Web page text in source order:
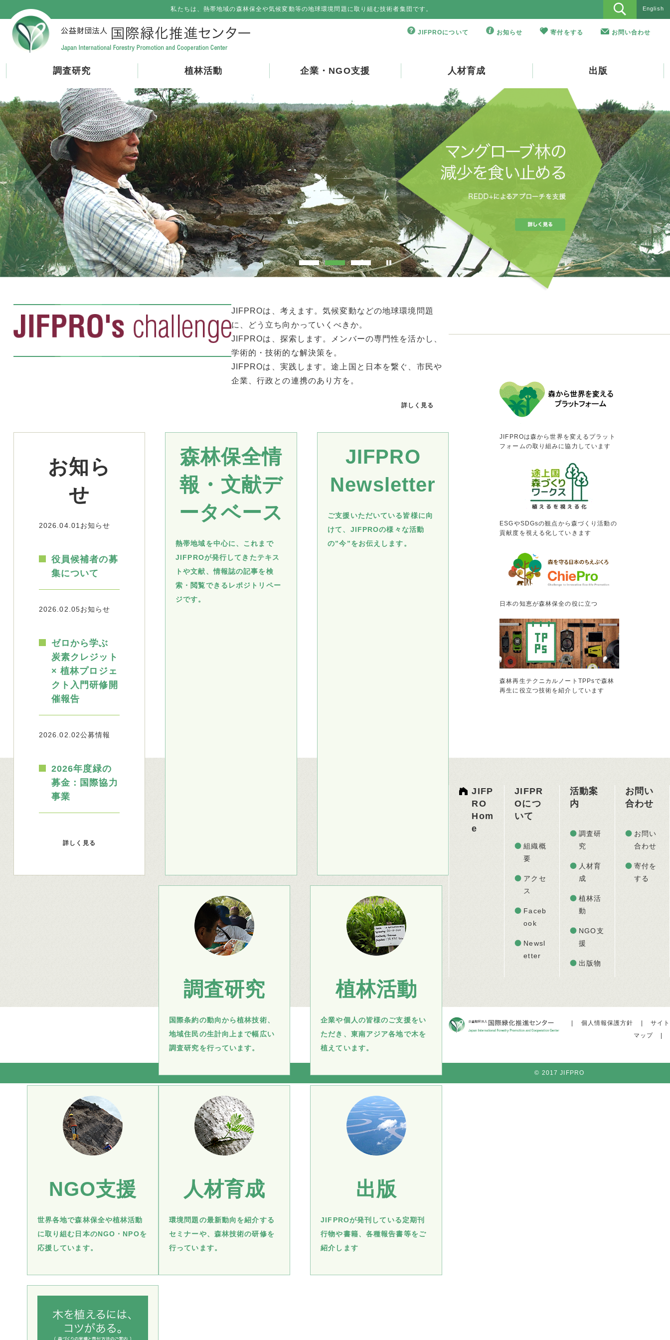
私たちは、熱帯地域の森林保全や気候変動等の地球環境問題に取り組む技術者集団です。 English
JIFPROについて お知らせ 寄付をする お問い合わせ
調査研究 植林活動 企業・NGO支援 人材育成 出版
JIFPROは、考えます。気候変動などの地球環境問題
に、どう立ち向かっていくべきか。
JIFPROは、探索します。メンバーの専門性を活かし、
学術的・技術的な解決策を。
JIFPROは、実践します。途上国と日本を繋ぐ、市民や
企業、行政との連携のあり方を。
詳しく見る
お知ら
せ
2026.04.01 お知らせ
役員候補者の募
集について
2026.02.05お知らせ
ゼロから学ぶ
炭素クレジット
× 植林プロジェ
クト入門研修開
催報告
2026.02.02公募情報
2026年度緑の
募金：国際協力
事業
詳しく見る
森林保全情
報・文献デ
ータベース
熱帯地域を中心に、これまで
JIFPROが発行してきたテキス
トや文献、情報誌の記事を検
索・閲覧できるレポジトリペー
ジです。
JIFPRO
Newsletter
ご支援いただいている皆様に向
けて、JIFPROの様々な活動
の”今”をお伝えします。
調査研究
国際条約の動向から植林技術、
地域住民の生計向上まで幅広い
調査研究を行っています。
植林活動
企業や個人の皆様のご支援をい
ただき、東南アジア各地で木を
植えています。
NGO支援
世界各地で森林保全や植林活動
に取り組む日本のNGO・NPOを
応援しています。
人材育成
環境問題の最新動向を紹介する
セミナーや、森林技術の研修を
行っています。
出版
JIFPROが発刊している定期刊
行物や書籍、各種報告書等をご
紹介します
JIFPROは森から世界を変えるプラット
フォームの取り組みに協力しています
ESGやSDGsの観点から森づくり活動の
貢献度を視える化していきます
日本の知恵が森林保全の役に立つ
森林再生テクニカルノートTPPsで森林
再生に役立つ技術を紹介しています
JIFP
RO
Hom
e
JIFPR
Oにつ
いて
組織概
要
アクセ
ス
Faceb
ook
Newsl
etter
活動案
内
調査研
究
人材育
成
植林活
動
NGO支
援
出版物
お問い
合わせ
お問い
合わせ
寄付を
する
| 個人情報保護方針 |
サイト
マップ
|
© 2017 JIFPRO